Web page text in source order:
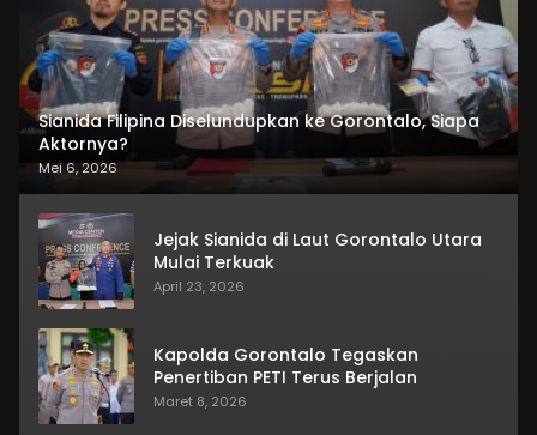
Sianida Filipina Diselundupkan ke Gorontalo, Siapa
Aktornya?
Mei 6, 2026
Jejak Sianida di Laut Gorontalo Utara
Mulai Terkuak
April 23, 2026
Kapolda Gorontalo Tegaskan
Penertiban PETI Terus Berjalan
Maret 8, 2026